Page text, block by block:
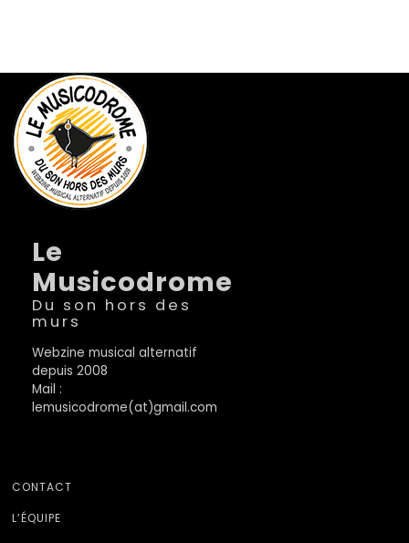
Le
Musicodrome
Du son hors des
murs
Webzine musical alternatif
depuis 2008
Mail :
lemusicodrome(at)gmail.com
CONTACT
L’ÉQUIPE